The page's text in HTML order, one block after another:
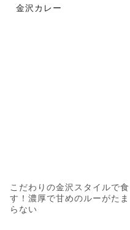
金沢カレー
こだわりの金沢スタイルで食
す！濃厚で甘めのルーがたま
らない